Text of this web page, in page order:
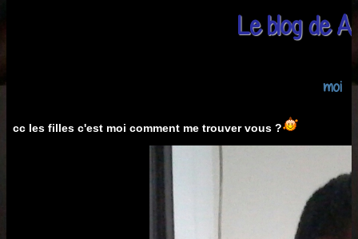
Le blog de
moi
cc les filles c'est moi comment me trouver vous ?